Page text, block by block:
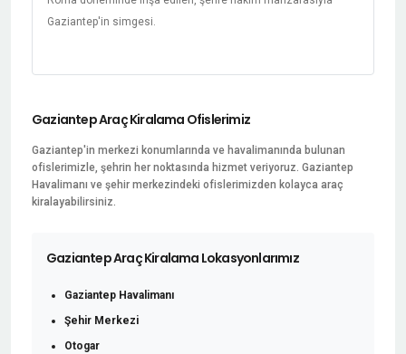
Gaziantep'in simgesi.
Gaziantep Araç Kiralama Ofislerimiz
Gaziantep'in merkezi konumlarında ve havalimanında bulunan
ofislerimizle, şehrin her noktasında hizmet veriyoruz. Gaziantep
Havalimanı ve şehir merkezindeki ofislerimizden kolayca araç
kiralayabilirsiniz.
Gaziantep Araç Kiralama Lokasyonlarımız
Gaziantep Havalimanı
Şehir Merkezi
Otogar